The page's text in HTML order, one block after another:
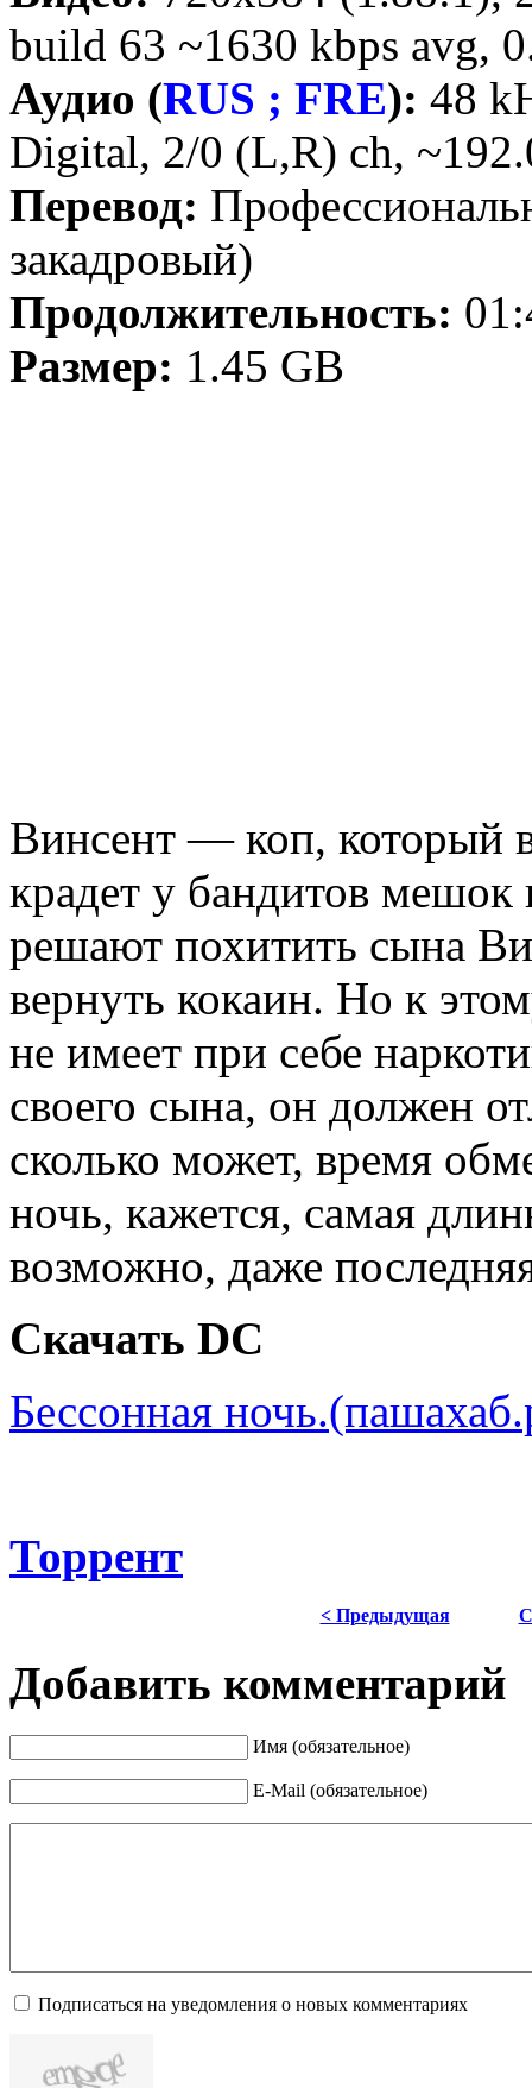
build 63 ~1630 kbps avg,
Аудио (RUS ; FRE): 48
Digital, 2/0 (L,R) ch,
Перевод:
закадровый)
Продолжительность:
Размер: 1.45 GB
Винсент — коп, который
крадет у бандитов мешок
решают похитить сына
вернуть кокаин. Но к
не имеет при себе
своего сына, он должен
сколько может, время
ночь, кажется, самая
возможно, даже
Скачать DC
Бессонная
Торрент
< Предыдущая
Добавить комментарий
Имя (обязательное)
E-Mail (обязательное)
Подписаться на уведомления о новых комментариях